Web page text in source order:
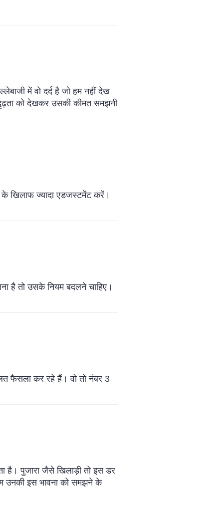
में वो दर्द है जो हम नहीं देख
को देखकर उसकी कीमत समझनी
खिलाफ ज्यादा एडजस्टमेंट करें।
है तो उसके नियम बदलने चाहिए।
फैसला कर रहे हैं। वो तो नंबर 3
पुजारा जैसे खिलाड़ी तो इस डर
उनकी इस भावना को समझने के